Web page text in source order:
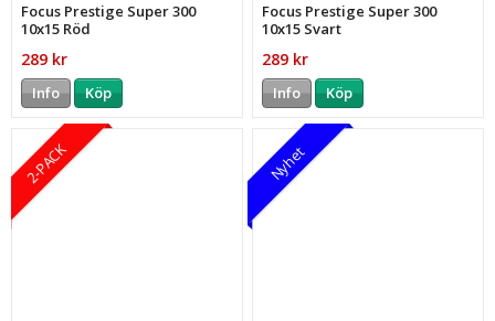
Focus Prestige Super 300
10x15 Röd
289 kr
Info Köp
Focus Prestige Super 300
10x15 Svart
289 kr
Info Köp
2-PACK Nyhet